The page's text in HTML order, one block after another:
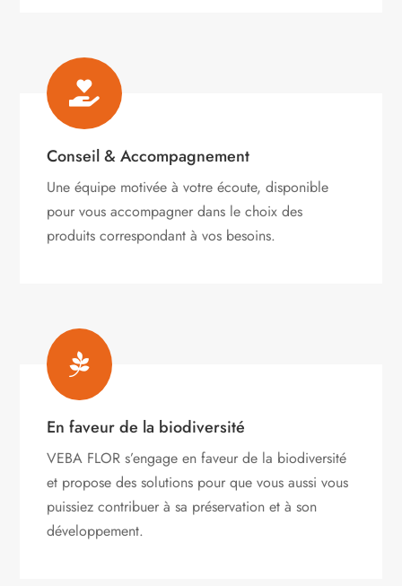

Conseil & Accompagnement
Une équipe motivée à votre écoute, disponible
pour vous accompagner dans le choix des
produits correspondant à vos besoins.

En faveur de la biodiversité
VEBA FLOR s’engageen faveur de la biodiversité
et propose des solutions pour que vous aussi vous
puissiez contribuer à sa préservation et à son
développement.